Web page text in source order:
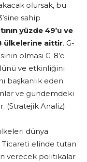
olursak, bu
sahip
yüzde 49’u ve
ülkelerine aittir. G-
olması G-8’e
ve etkinliğini
başkanlık eden
ve gündemdeki
(Stratejik Analiz)
dünya
Ticareti elinde tutan
verecek politikalar